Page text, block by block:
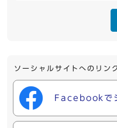
ソーシャルサイトへのリン
Facebookで